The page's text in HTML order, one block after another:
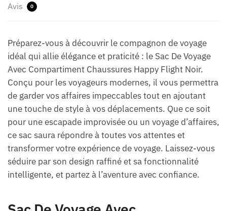
Avis 0
Préparez-vous à découvrir le compagnon de voyage
idéal qui allie élégance et praticité : le Sac De Voyage
Avec Compartiment Chaussures Happy Flight Noir.
Conçu pour les voyageurs modernes, il vous permettra
de garder vos affaires impeccables tout en ajoutant
une touche de style à vos déplacements. Que ce soit
pour une escapade improvisée ou un voyage d’affaires,
ce sac saura répondre à toutes vos attentes et
transformer votre expérience de voyage. Laissez-vous
séduire par son design raffiné et sa fonctionnalité
intelligente, et partez à l’aventure avec confiance.